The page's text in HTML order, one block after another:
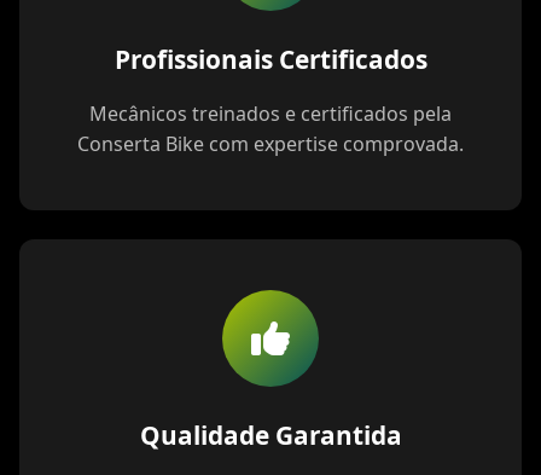
Profissionais Certificados
Mecânicos treinados e certificados pela
Conserta Bike com expertise comprovada.
Qualidade Garantida